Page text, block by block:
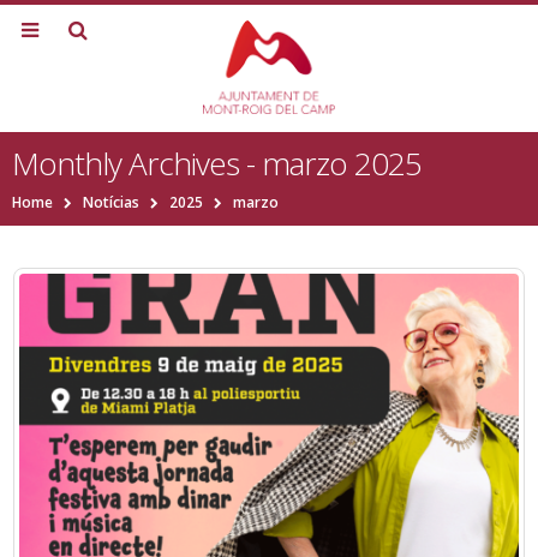
Monthly Archives - marzo 2025
Home Notícias 2025 marzo